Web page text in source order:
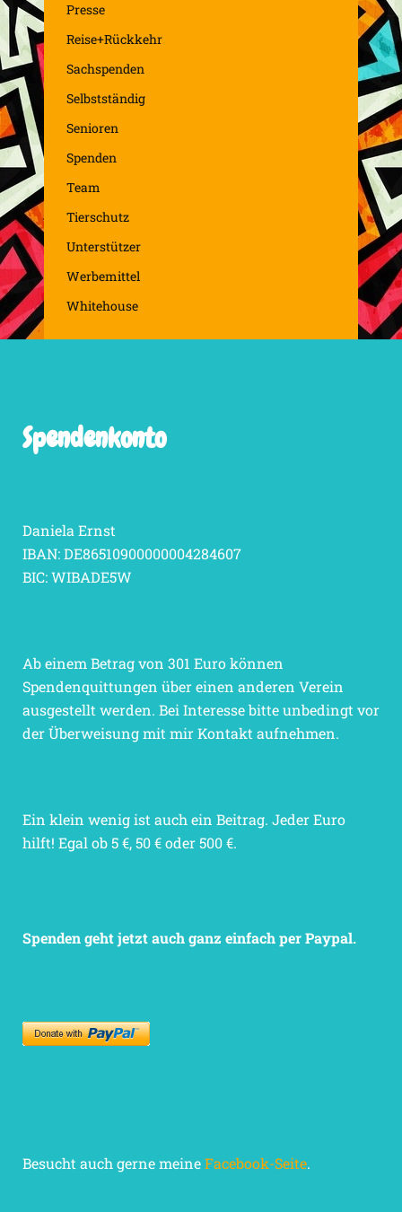
Presse
Reise+Rückkehr
Sachspenden
Selbstständig
Senioren
Spenden
Team
Tierschutz
Unterstützer
Werbemittel
Whitehouse
Spendenkonto
Daniela Ernst
IBAN: DE86510900000004284607
BIC: WIBADE5W
Ab einem Betrag von 301 Euro können
Spendenquittungen über einen anderen Verein
ausgestellt werden. Bei Interesse bitte unbedingt vor
der Überweisung mit mir Kontakt aufnehmen.
Ein klein wenig ist auch ein Beitrag. Jeder Euro
hilft! Egal ob 5 €, 50 € oder 500 €.
Spenden geht jetzt auch ganz einfach per Paypal.
Besucht auch gerne meineFacebook-Seite.